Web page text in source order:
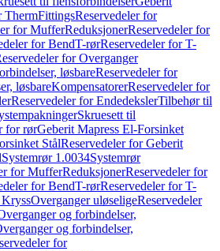
ThermFittingsReservedeler for
for MufferReduksjonerReservedeler for
for BendT-rørReservedeler for T-
for Overganger
løsbareReservedeler for
løsbareKompensatorerReservedeler for
Reservedeler for EndedekslerTilbehør til
Skruesett til
for rørGeberit Mapress El-Forsinket
StålReservedeler for Geberit
Systemrør 1.0034Systemrør
for MufferReduksjonerReservedeler for
for BendT-rørReservedeler for T-
KryssOverganger uløseligeReservedeler
og forbindelser,
og forbindelser,
for